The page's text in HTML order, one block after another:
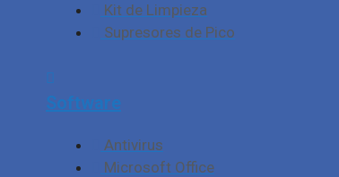
Kit de Limpieza
Supresores de Pico
Software
Antivirus
Microsoft Office